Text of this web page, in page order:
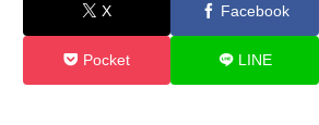
X Facebook
Pocket LINE